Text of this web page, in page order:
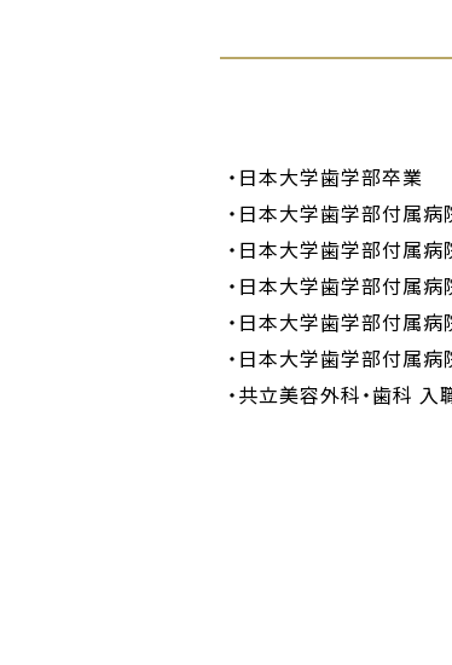
日本大学歯学部卒業
日本大学歯学部付属病
日本大学歯学部付属病
日本大学歯学部付属
日本大学歯学部付属
日本大学歯学部付属
共立美容外科・歯科 入